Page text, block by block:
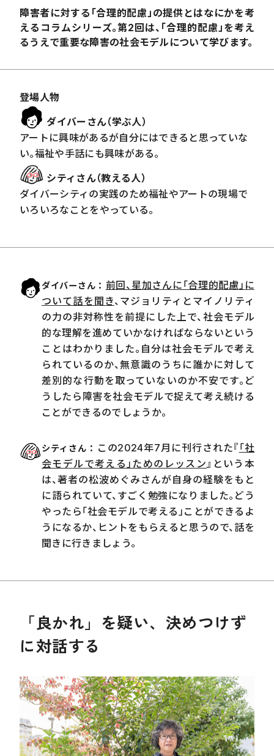
障害者に対する「合理的配慮」の提供とはなにかを考
えるコラムシリーズ。第2回は、「合理的配慮」を考え
るうえで重要な障害の社会モデルについて学びます。
登場人物
ダイバーさん（学ぶ人）
アートに興味があるが自分にはできると思っていな
い。福祉や手話にも興味がある。
シティさん（教える人）
ダイバーシティの実践のため福祉やアートの現場で
いろいろなことをやっている。
ダイバーさん
前回、星加さんに「合理的配慮」に
ついて話を聞き、マジョリティとマイノリティ
の力の非対称性を前提にした上で、社会モデル
的な理解を進めていかなければならないという
ことはわかりました。自分は社会モデルで考え
られているのか、無意識のうちに誰かに対して
差別的な行動を取っていないのか不安です。ど
うしたら障害を社会モデルで捉えて考え続ける
ことができるのでしょうか。
シティさん この2024年7月に刊行された『 「社
会モデルで考える」ためのレッスン 』という本
は、著者の松波めぐみさんが自身の経験をもと
に語られていて、すごく勉強になりました。どう
やったら「社会モデルで考える」ことができるよ
うになるか、ヒントをもらえると思うので、話を
聞きに行きましょう。
「良かれ」を疑い、決めつけず
に対話する